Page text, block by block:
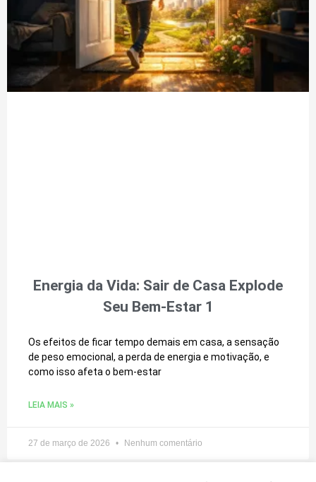
Energia da Vida: Sair de Casa Explode
Seu Bem‑Estar 1
Os efeitos de ficar tempo demais em casa, a sensação
de peso emocional, a perda de energia e motivação, e
como isso afeta o bem‑estar
LEIA MAIS »
27 de março de 2026 Nenhum comentário